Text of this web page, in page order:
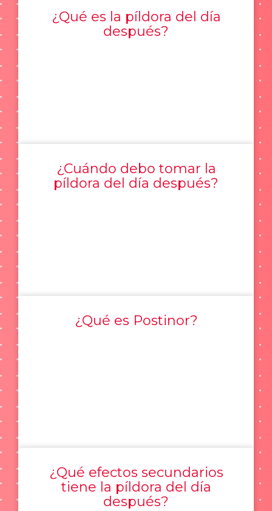
¿Qué es la píldora del día
después?
¿Cuándo debo tomar la
píldora del día después?
¿Qué es Postinor?
¿Qué efectos secundarios
tiene la píldora del día
después?